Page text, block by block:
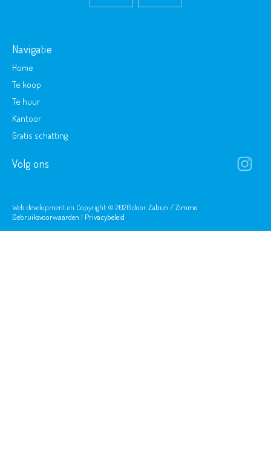
Navigatie
Home
Te koop
Te huur
Kantoor
Gratis schatting
Volg ons
Web development en Copyright © 2026 doorZabun /Zimmo
Gebruiksvoorwaarden | Privacybeleid